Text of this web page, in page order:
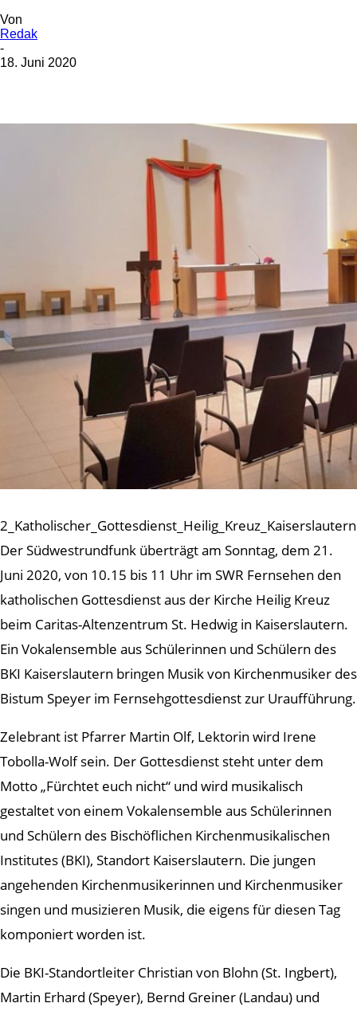
Von
Redak
-
18. Juni 2020
2_Katholischer_Gottesdienst_Heilig_Kreuz_Kaiserslautern
Der Südwestrundfunk überträgt am Sonntag, dem 21.
Juni 2020, von 10.15 bis 11 Uhr im SWR Fernsehen den
katholischen Gottesdienst aus der Kirche Heilig Kreuz
beim Caritas-Altenzentrum St. Hedwig in Kaiserslautern.
Ein Vokalensemble aus Schülerinnen und Schülern des
BKI Kaiserslautern bringen Musik von Kirchenmusiker des
Bistum Speyer im Fernsehgottesdienst zur Uraufführung.
Zelebrant ist Pfarrer Martin Olf, Lektorin wird Irene
Tobolla-Wolf sein. Der Gottesdienst steht unter dem
Motto „Fürchtet euch nicht“ und wird musikalisch
gestaltet von einem Vokalensemble aus Schülerinnen
und Schülern des Bischöflichen Kirchenmusikalischen
Institutes (BKI), Standort Kaiserslautern. Die jungen
angehenden Kirchenmusikerinnen und Kirchenmusiker
singen und musizieren Musik, die eigens für diesen Tag
komponiert worden ist.
Die BKI-Standortleiter Christian von Blohn (St. Ingbert),
Martin Erhard (Speyer), Bernd Greiner (Landau) und